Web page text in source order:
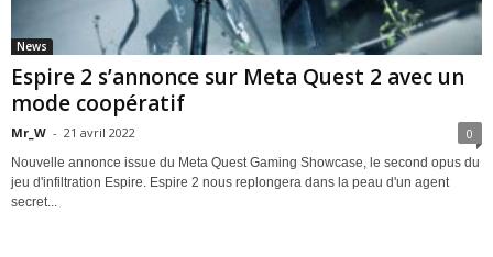
News
Espire 2 s’annonce sur Meta Quest 2 avec un
mode coopératif
Mr_W - 21 avril 2022 0
Nouvelle annonce issue du Meta Quest Gaming Showcase, le second opus du
jeu d'infiltration Espire. Espire 2 nous replongera dans la peau d'un agent
secret...